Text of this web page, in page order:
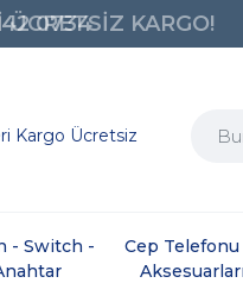
0734
Kargo Ücretsiz
- Switch -
Cep Telefonu
Aksesuarları